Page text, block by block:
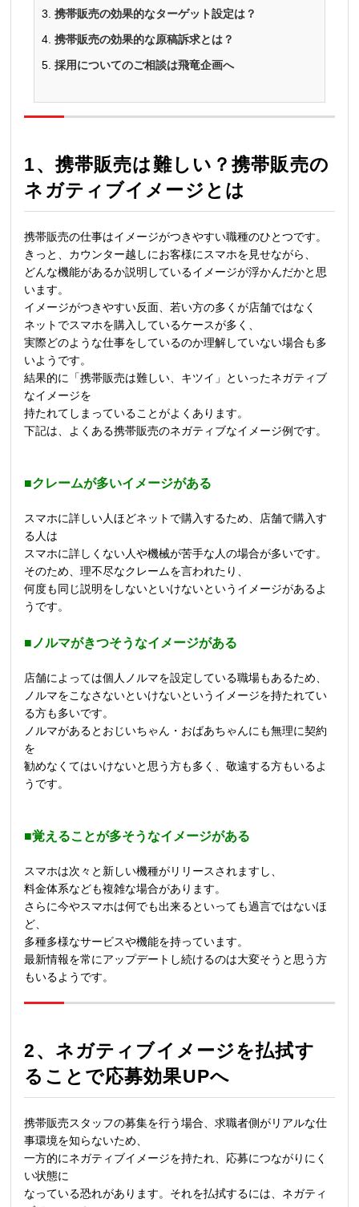
携帯販売の効果的なターゲット設定は？
携帯販売の効果的な原稿訴求とは？
採用についてのご相談は飛竜企画へ
1、 携帯販売は難しい？携帯販売の
ネガティブイメージとは
携帯販売の仕事はイメージがつきやすい職種のひとつです。
きっと、カウンター越しにお客様にスマホを見せながら、
どんな機能があるか説明しているイメージが浮かんだかと思
います。
イメージがつきやすい反面、若い方の多くが店舗ではなく
ネットでスマホを購入しているケースが多く、
実際どのような仕事をしているのか理解していない場合も多
いようです。
結果的に「携帯販売は難しい、キツイ」といったネガティブ
なイメージを
持たれてしまっていることがよくあります。
下記は、よくある携帯販売のネガティブなイメージ例です。
■クレームが多いイメージがある
スマホに詳しい人ほどネットで購入するため、店舗で購入す
る人は
スマホに詳しくない人や機械が苦手な人の場合が多いです。
そのため、理不尽なクレームを言われたり、
何度も同じ説明をしないといけないというイメージがあるよ
うです。
■ノルマがきつそうなイメージがある
店舗によっては個人ノルマを設定している職場もあるため、
ノルマをこなさないといけないというイメージを持たれてい
る方も多いです。
ノルマがあるとおじいちゃん・おばあちゃんにも無理に契約
を
勧めなくてはいけないと思う方も多く、敬遠する方もいるよ
うです。
■覚えることが多そうなイメージがある
スマホは次々と新しい機種がリリースされますし、
料金体系なども複雑な場合があります。
さらに今やスマホは何でも出来るといっても過言ではないほ
ど、
多種多様なサービスや機能を持っています。
最新情報を常にアップデートし続けるのは大変そうと思う方
もいるようです。
2、 ネガティブイメージを払拭す
ることで応募効果UPへ
携帯販売スタッフの募集を行う場合、求職者側がリアルな仕
事環境を知らないため、
一方的にネガティブイメージを持たれ、応募につながりにく
い状態に
なっている恐れがあります。それを払拭するには、ネガティ